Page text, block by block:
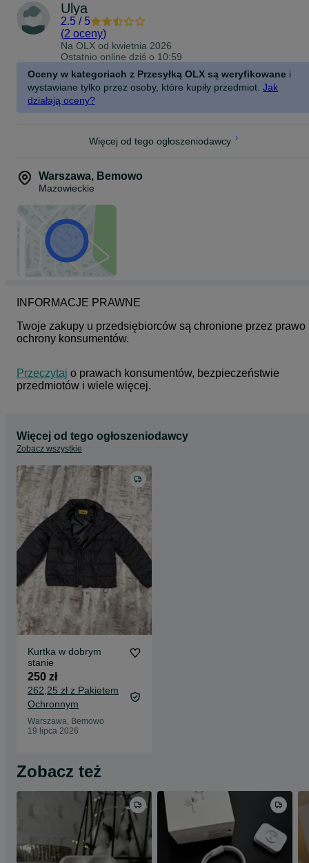
Ulya
2.5 / 5
(2 oceny)
Na OLX od kwietnia 2026
Ostatnio online dziś o 10:59
Oceny w kategoriach z Przesyłką OLX są weryfikowane i
wystawiane tylko przez osoby, które kupiły przedmiot. Jak
działają oceny?
Więcej od tego ogłoszeniodawcy
Warszawa, Bemowo
Mazowieckie
INFORMACJE PRAWNE
Twoje zakupy u przedsiębiorców są chronione przez prawo
ochrony konsumentów.
Przeczytaj o prawach konsumentów, bezpieczeństwie
przedmiotów i wiele więcej.
Więcej od tego ogłoszeniodawcy
Zobacz wszystkie
Kurtka w dobrym
stanie
250 zł
262,25 zł z Pakietem
Ochronnym
Warszawa, Bemowo
19 lipca 2026
Zobacz też